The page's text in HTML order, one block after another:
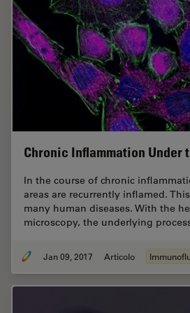
Chronic Inflammation Under
In the course of chronic
areas are recurrently inflamed.
many human diseases. With the
microscopy, the underlying
Jan 09, 2017 Articolo